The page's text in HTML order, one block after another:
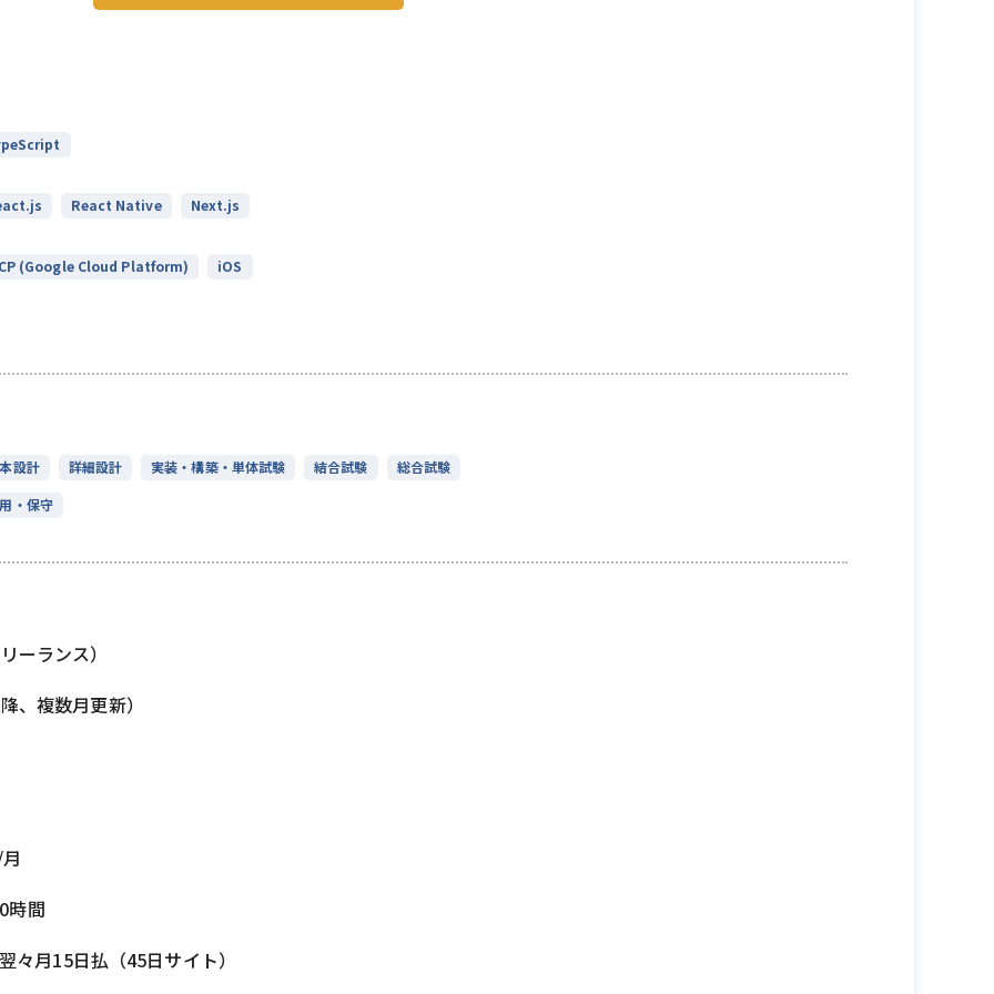
React Native Next.js
(Google Cloud Platform) iOS
設計 詳細設計 実装・構築・単体試験 結合試験
総合試験
・保守
ーランス）
、複数月更新）
時間
々月15日払（45日サイト）